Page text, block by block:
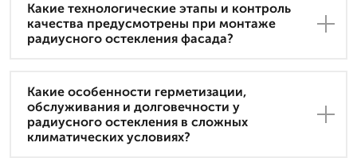
Какие технологические этапы и контроль
качества предусмотрены при монтаже
радиусного остекления фасада?
Какие особенности герметизации,
обслуживания и долговечности у
радиусного остекления в сложных
климатических условиях?